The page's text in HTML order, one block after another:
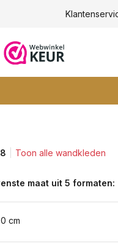
Vele blije klanten -
Toon alle wandkleden
maat uit 5 formaten:
cm